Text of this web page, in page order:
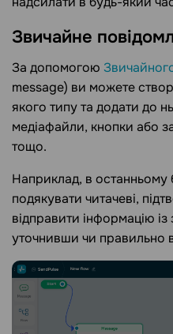
Звичайне
За допомогою
message) ви можете
якого типу та додати до
медіафайли, кнопки або
тощо.
Наприклад, в
подякувати читачеві,
відправити інформацію із
уточнивши чи правильно